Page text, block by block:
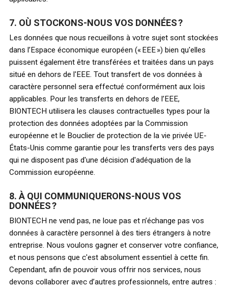
7. OÙ STOCKONS-NOUS VOS DONNÉES ?
Les données que nous recueillons à votre sujet sont stockées
dans l’Espace économique européen (« EEE ») bien qu'elles
puissent également être transférées et traitées dans un pays
situé en dehors de l'EEE. Tout transfert de vos données à
caractère personnel sera effectué conformément aux lois
applicables. Pour les transferts en dehors de l’EEE,
BIONTECH utilisera les clauses contractuelles types pour la
protection des données adoptées par la Commission
européenne et le Bouclier de protection de la vie privée UE-
États-Unis comme garantie pour les transferts vers des pays
qui ne disposent pas d'une décision d'adéquation de la
Commission européenne.
8. À QUI COMMUNIQUERONS-NOUS VOS
DONNÉES ?
BIONTECH ne vend pas, ne loue pas et n’échange pas vos
données à caractère personnel à des tiers étrangers à notre
entreprise. Nous voulons gagner et conserver votre confiance,
et nous pensons que c'est absolument essentiel à cette fin.
Cependant, afin de pouvoir vous offrir nos services, nous
devons collaborer avec d’autres professionnels, entre autres :